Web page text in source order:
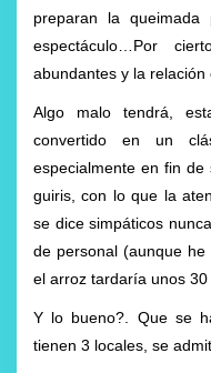
preparan la
espectáculo…Por
abundantes y la relación
Algo malo tendrá,
convertido en un
especialmente en fin
guiris, con lo que la
se dice simpáticos
de personal (aunque
el arroz tardaría unos
Y lo bueno?. Que se
tienen 3 locales, se